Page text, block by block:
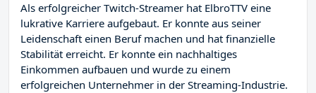
Als erfolgreicher Twitch-Streamer hat ElbroTTV eine
lukrative Karriere aufgebaut. Er konnte aus seiner
Leidenschaft einen Beruf machen und hat finanzielle
Stabilität erreicht. Er konnte ein nachhaltiges
Einkommen aufbauen und wurde zu einem
erfolgreichen Unternehmer in der Streaming-Industrie.